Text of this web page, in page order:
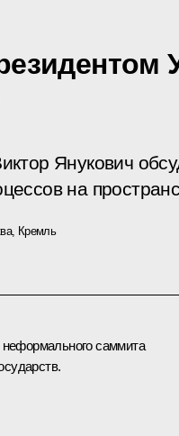
Янукович
на
Кремль
саммита